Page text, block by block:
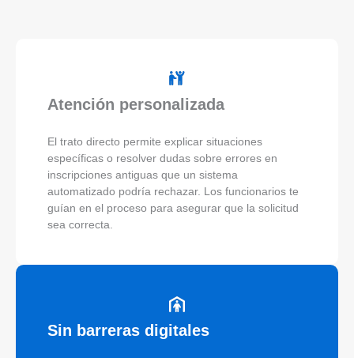
Atención personalizada
El trato directo permite explicar situaciones
específicas o resolver dudas sobre errores en
inscripciones antiguas que un sistema
automatizado podría rechazar. Los funcionarios te
guían en el proceso para asegurar que la solicitud
sea correcta.
Sin barreras digitales